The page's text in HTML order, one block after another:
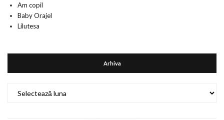
Am copil
Baby Orajel
Lilutesa
Arhiva